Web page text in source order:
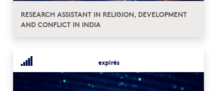
RESEARCH ASSISTANT IN RELIGION, DEVELOPMENT
AND CONFLICT IN INDIA
expirés